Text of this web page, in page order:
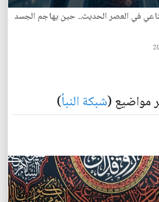
في العصر الحديث.. حين يهاجم الجسد
مواضيع (شبكة النبأ)